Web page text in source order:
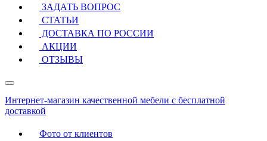
ЗАДАТЬ ВОПРОС
СТАТЬИ
ДОСТАВКА ПО РОССИИ
АКЦИИ
ОТЗЫВЫ
Интернет-магазин качественной мебели с бесплатной
доставкой
Фото от клиентов